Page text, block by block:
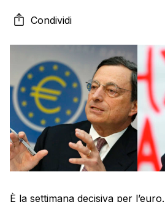
adegua ai loro dettami, o
a che l’uscita sia il meno costosa
sullo stesso fronte. Con Renzi e
Condividi
È la settimana decisiva per